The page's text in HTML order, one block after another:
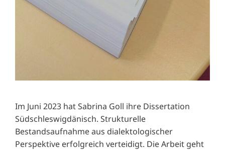
Im Juni 2023 hat Sabrina Goll ihre Dissertation
Südschleswigdänisch. Strukturelle
Bestandsaufnahme aus dialektologi­scher
Perspektive erfolgreich verteidigt. Die Arbeit geht